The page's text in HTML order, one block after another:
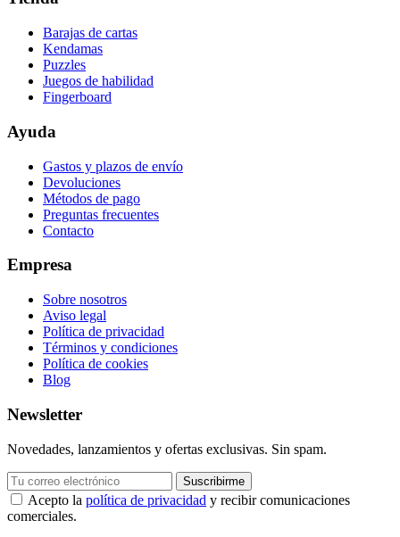
Barajas de cartas
Kendamas
Puzzles
Juegos de habilidad
Fingerboard
Ayuda
Gastos y plazos de envío
Devoluciones
Métodos de pago
Preguntas frecuentes
Contacto
Empresa
Sobre nosotros
Aviso legal
Política de privacidad
Términos y condiciones
Política de cookies
Blog
Newsletter
Novedades, lanzamientos y ofertas exclusivas. Sin spam.
Suscribirme
Acepto la política de privacidad y recibir comunicaciones
comerciales.